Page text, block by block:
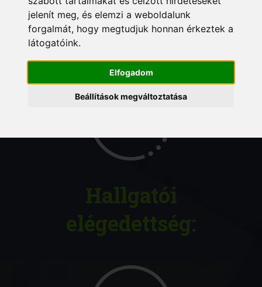
jelenít meg, és elemzi a weboldalunk
forgalmát, hogy megtudjuk honnan érkeztek a
látogatóink.
Elfogadom
Beállítások megváltoztatása
Színvonalas
oktatás:
30
Hallgatói
elégedettség: